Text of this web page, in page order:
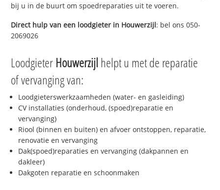
bij u in de buurt om spoedreparaties uit te voeren.
Direct hulp van een loodgieter in Houwerzijl: bel ons 050-
2069026
Loodgieter Houwerzijl helpt u met de reparatie
of vervanging van:
Loodgieterswerkzaamheden (water- en gasleiding)
CV installaties (onderhoud, (spoed)reparatie en
vervanging)
Riool (binnen en buiten) en afvoer ontstoppen, reparatie,
renovatie en vervanging
Dak(spoed)reparaties en vervanging (dakpannen en
dakleer)
Dakgoten reparatie en schoonmaken